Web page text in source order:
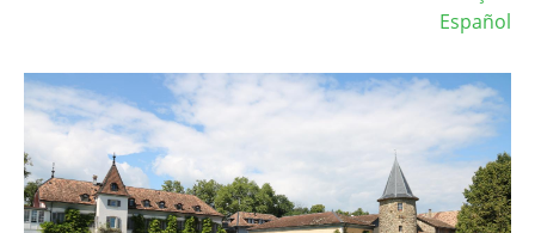
Español
Image